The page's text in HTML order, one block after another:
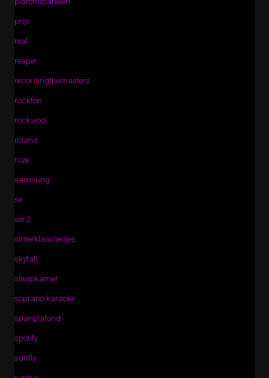
prijs
real
reaper
recordingthemasters
rockfon
rockwool
roland
roze
samsung
se
set 2
sinterklaasliedjes
skyfall
slaapkamer
soprano karaoke
spanplafond
spotify
sunfly